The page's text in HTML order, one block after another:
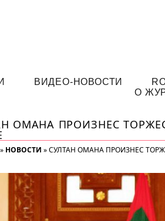
ВИДЕО-НОВОСТИ
О
ОМАНА ПРОИЗНЕС
» НОВОСТИ »СУЛТАН ОМАНА ПРОИЗНЕС